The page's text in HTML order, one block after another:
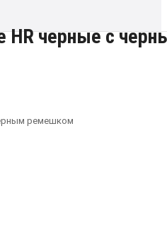
HR черные с
ремешком